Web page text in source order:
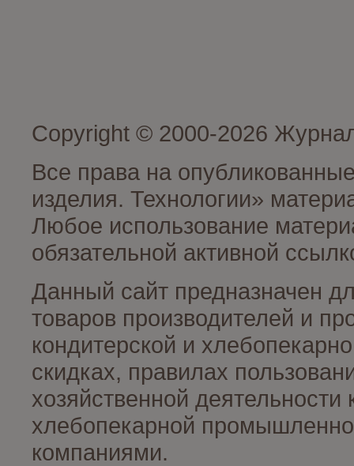
Copyright © 2000-2026
Все права на
изделия. Технологии»
Любое использование
обязательной активной
Данный сайт предназначен
товаров производителей и
кондитерской и
скидках, правилах
хозяйственной
хлебопекарной
компаниями.